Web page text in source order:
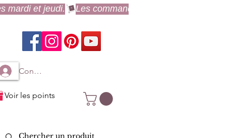
Connexion à mon compte
Voir les points